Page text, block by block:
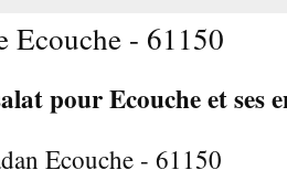
Ecouche - 61150
pour Ecouche et ses
Ecouche - 61150